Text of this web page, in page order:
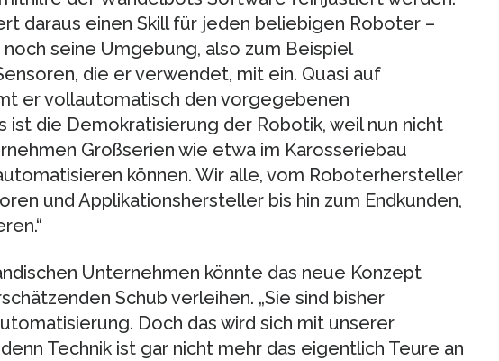
daraus einen Skill für jeden beliebigen Roboter –
seine Umgebung, also zum Beispiel
die er verwendet, mit ein. Quasi auf
er vollautomatisch den vorgegebenen
ist die Demokratisierung der Robotik, weil nun nicht
Großserien wie etwa im Karosseriebau
können. Wir alle, vom Roboterhersteller
und Applikationshersteller bis hin zum Endkunden,
Unternehmen könnte das neue Konzept
Schub verleihen. „Sie sind bisher
Doch das wird sich mit unserer
Technik ist gar nicht mehr das eigentlich Teure an